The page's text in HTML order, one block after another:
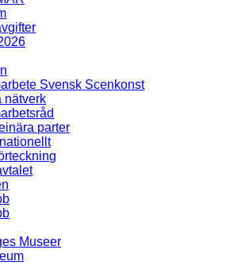
Svensk Scenkonst
nätverk
parter
Museer